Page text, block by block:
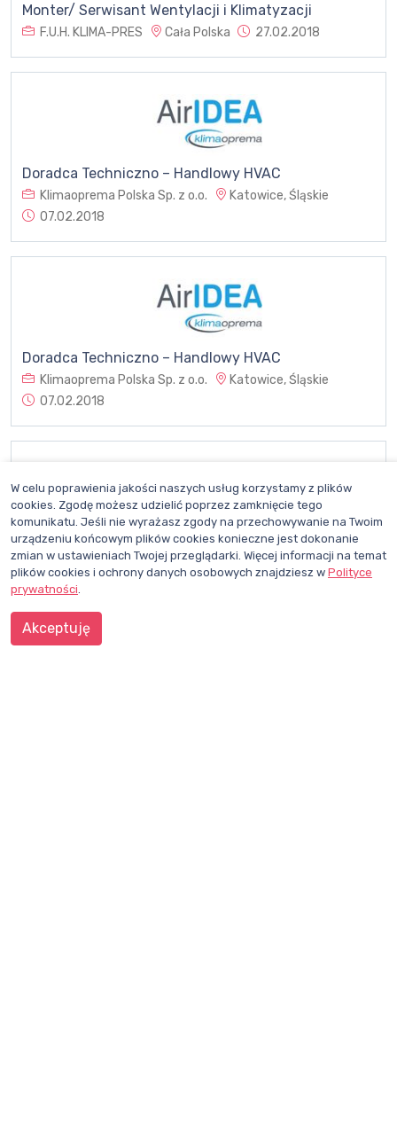
Monter/ Serwisant Wentylacji i Klimatyzacji
F.U.H. KLIMA-PRES Cała Polska 27.02.2018
Doradca Techniczno – Handlowy HVAC
Klimaoprema Polska Sp. z o.o.
Katowice, Śląskie
07.02.2018
Doradca Techniczno – Handlowy HVAC
Klimaoprema Polska Sp. z o.o.
Katowice, Śląskie
07.02.2018
Doradca Techniczno – Handlowy HVAC
Klimaoprema Polska Sp. z o.o.
Katowice, Śląskie
07.02.2018
W celu poprawienia jakości naszych usług korzystamy z plików
cookies. Zgodę możesz udzielić poprzez zamknięcie tego
komunikatu. Jeśli nie wyrażasz zgody na przechowywanie na Twoim
urządzeniu końcowym plików cookies konieczne jest dokonanie
zmian w ustawieniach Twojej przeglądarki. Więcej informacji na temat
plików cookies i ochrony danych osobowych znajdziesz w Polityce
prywatności.
Akceptuję